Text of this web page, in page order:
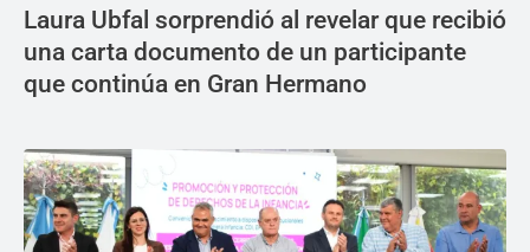
Laura Ubfal sorprendió al revelar que recibió
una carta documento de un participante
que continúa en Gran Hermano